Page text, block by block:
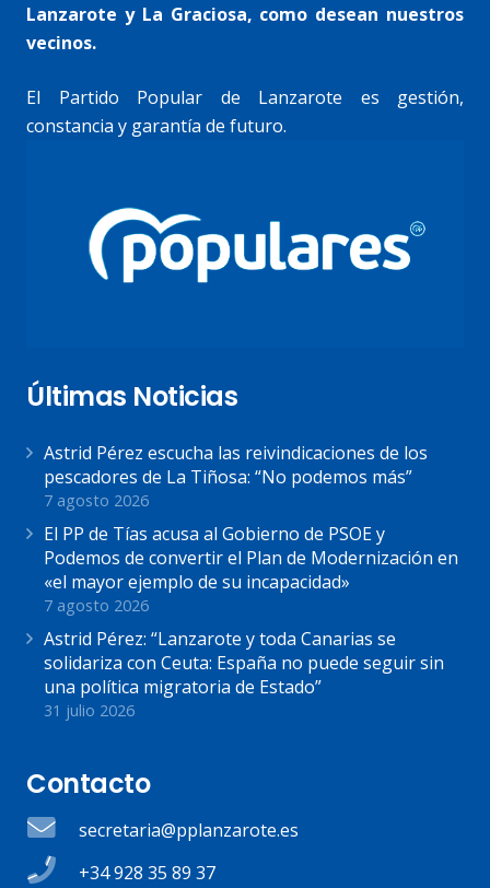
Lanzarote y La Graciosa, como desean nuestros
vecinos.
El Partido Popular de Lanzarote es gestión,
constancia y garantía de futuro.
Últimas Noticias
Astrid Pérez escucha las reivindicaciones de los
pescadores de La Tiñosa: “No podemos más”
7 agosto 2026
El PP de Tías acusa al Gobierno de PSOE y
Podemos de convertir el Plan de Modernización en
«el mayor ejemplo de su incapacidad»
7 agosto 2026
Astrid Pérez: “Lanzarote y toda Canarias se
solidariza con Ceuta: España no puede seguir sin
una política migratoria de Estado”
31 julio 2026
Contacto
secretaria@pplanzarote.es
+34 928 35 89 37